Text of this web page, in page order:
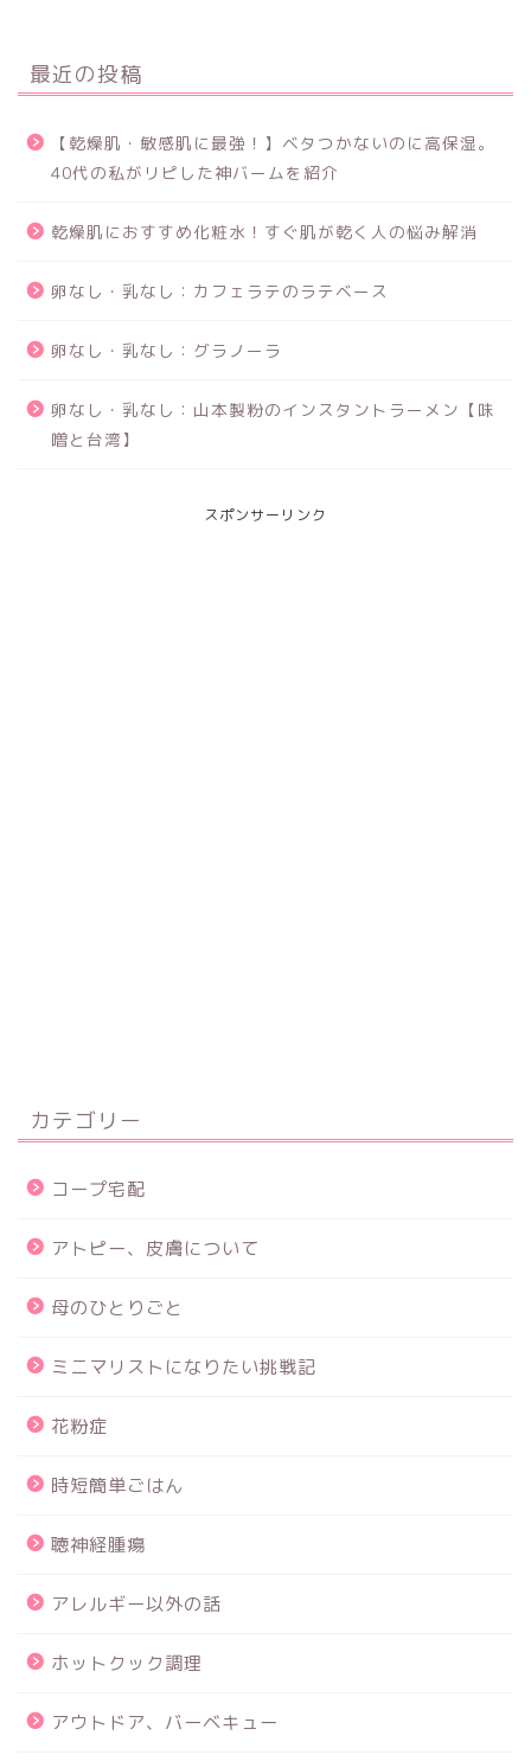
最近の投稿
【乾燥肌・敏感肌に最強！】ベタつかないのに高保湿。
40代の私がリピした神バームを紹介
乾燥肌におすすめ化粧水！すぐ肌が乾く人の悩み解消
卵なし・乳なし：カフェラテのラテベース
卵なし・乳なし：グラノーラ
卵なし・乳なし：山本製粉のインスタントラーメン【味
噌と台湾】
スポンサーリンク
カテゴリー
コープ宅配
アトピー、皮膚について
母のひとりごと
ミニマリストになりたい挑戦記
花粉症
時短簡単ごはん
聴神経腫瘍
アレルギー以外の話
ホットクック調理
アウトドア、バーベキュー